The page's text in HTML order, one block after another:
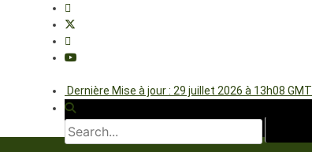
Dernière Mise à jour : 29 juillet 2026 à 13h08 GMT